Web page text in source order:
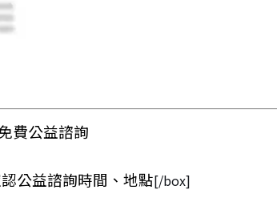
費公益諮詢
公益諮詢時間、地點[/box]